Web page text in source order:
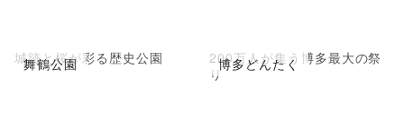
舞鶴公園
城跡と桜が彩る歴史公園 博多どんたく
200万人が集う博多最大の祭
り